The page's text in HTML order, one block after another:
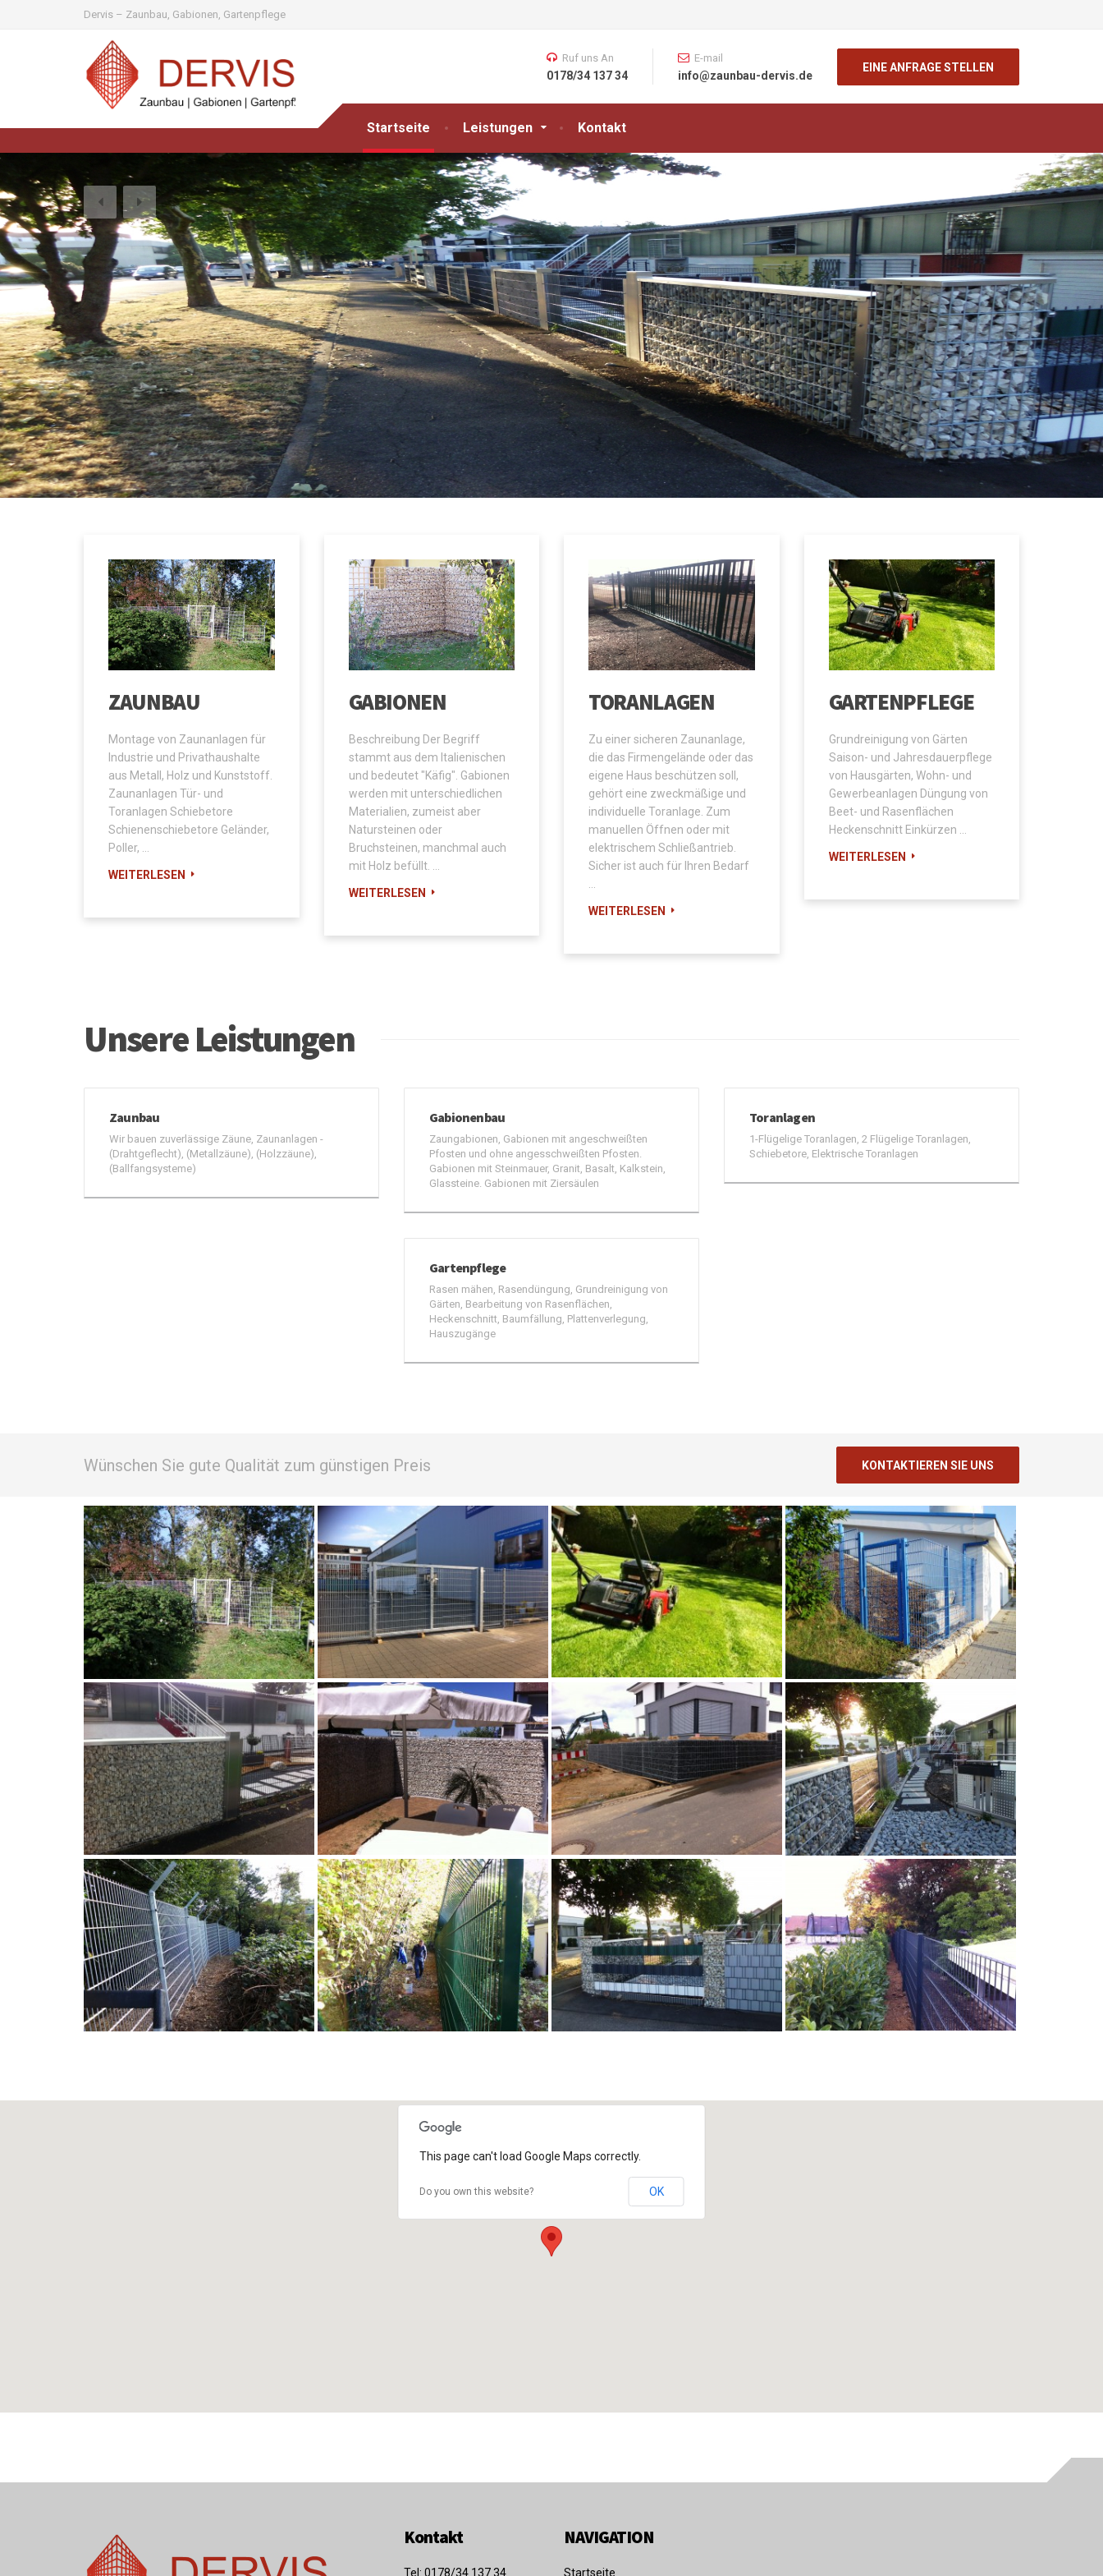
Dervis – Zaunbau, Gabionen, Gartenpflege
Startseite Leistungen Kontakt
Ruf uns An
0178/34 137 34
E-mail
info@zaunbau-dervis.de
EINE ANFRAGE STELLEN
ZAUNBAU
Montage von Zaunanlagen für
Industrie und Privathaushalte
aus Metall, Holz und Kunststoff.
Zaunanlagen Tür- und
Toranlagen Schiebetore
Schienenschiebetore Geländer,
Poller, …
WEITERLESEN
GABIONEN
Beschreibung Der Begriff
stammt aus dem Italienischen
und bedeutet "Käfig". Gabionen
werden mit unterschiedlichen
Materialien, zumeist aber
Natursteinen oder
Bruchsteinen, manchmal auch
mit Holz befüllt. …
WEITERLESEN
TORANLAGEN
Zu einer sicheren Zaunanlage,
die das Firmengelände oder das
eigene Haus beschützen soll,
gehört eine zweckmäßige und
individuelle Toranlage. Zum
manuellen Öffnen oder mit
elektrischem Schließantrieb.
Sicher ist auch für Ihren Bedarf
WEITERLESEN
GARTENPFLEGE
Grundreinigung von Gärten
Saison- und Jahresdauerpflege
von Hausgärten, Wohn- und
Gewerbeanlagen Düngung von
Beet- und Rasenflächen
Heckenschnitt Einkürzen …
WEITERLESEN
Unsere Leistungen
Zaunbau
Wir bauen zuverlässige Zäune, Zaunanlagen -
(Drahtgeflecht), (Metallzäune), (Holzzäune),
(Ballfangsysteme)
Gabionenbau
Zaungabionen, Gabionen mit angeschweißten
Pfosten und ohne angesschweißten Pfosten.
Gabionen mit Steinmauer, Granit, Basalt, Kalkstein,
Glassteine. Gabionen mit Ziersäulen
Gartenpflege
Rasen mähen, Rasendüngung, Grundreinigung von
Gärten, Bearbeitung von Rasenflächen,
Heckenschnitt, Baumfällung, Plattenverlegung,
Hauszugänge
Toranlagen
1-Flügelige Toranlagen, 2 Flügelige Toranlagen,
Schiebetore, Elektrische Toranlagen
Wünschen Sie gute Qualität zum günstigen Preis KONTAKTIEREN SIE UNS
This page can't load Google Maps correctly.
Do you own this website? OK
Kontakt
Tel: 0178/34 137 34
NAVIGATION
Startseite